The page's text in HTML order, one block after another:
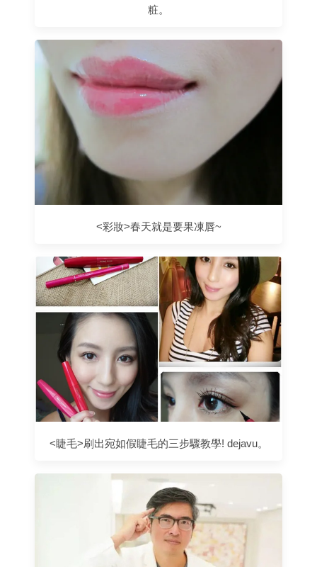
粧。
<彩妝>春天就是要果凍唇~
<睫毛>刷出宛如假睫毛的三步驟教學! dejavu。